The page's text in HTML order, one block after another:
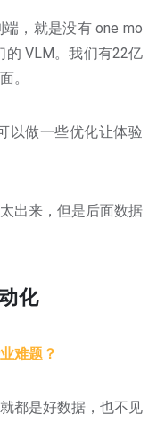
，就是没有 one mo
的 VLM。我们有22亿
。
以做一些优化让体验
出来，但是后面数据
化
难题？
都是好数据，也不见